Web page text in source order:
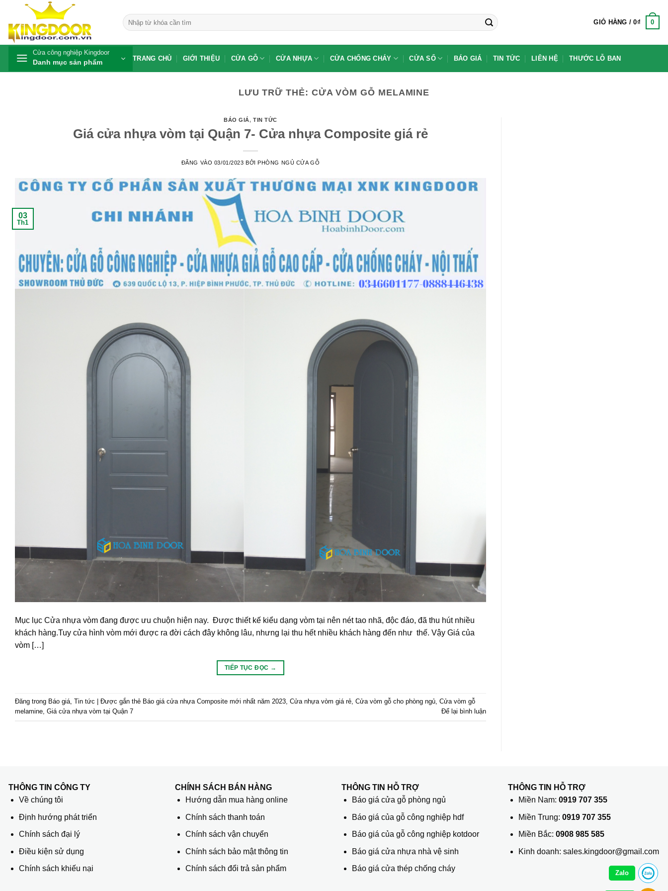
nội
dung
Tìm
kiếm:
GIỎ HÀNG /0₫ 0
Cửa công nghiệp Kingdoor
Danh mục sản phẩm TRANG CHỦ GIỚI THIỆU CỬA GỖ CỬA NHỰA CỬA CHỐNG CHÁY CỬA SỔ BÁO GIÁ TIN TỨC LIÊN HỆ THƯỚC LỖ BAN
LƯU TRỮ THẺ: CỬA VÒM GỖ MELAMINE
BÁO GIÁ,TIN TỨC
Giá cửa nhựa vòm tại Quận 7- Cửa nhựa Composite giá rẻ
ĐĂNG VÀO 03/01/2023 BỞIPHÒNG NGỦ CỬA GỖ
03
Th1
Mục lục Cửa nhựa vòm đang được ưu chuộn hiện nay. Được thiết kế kiểu dạng vòm tại nên nét tao nhã, độc đáo, đã thu hút nhiều
khách hàng.Tuy cửa hình vòm mới được ra đời cách đây không lâu, nhưng lại thu hết nhiều khách hàng đến như thế. Vậy Giá của
vòm […]
TIẾP TỤC ĐỌC →
Đăng trong Báo giá, Tin tức Được gắn thẻ Báo giá cửa nhựa Composite mới nhất năm 2023, Cửa nhựa vòm giá rẻ, Cửa vòm gỗ cho phòng ngủ, Cửa vòm gỗ
melamine, Giá cửa nhựa vòm tại Quận 7 Để lại bình luận
THÔNG TIN CÔNG TY
Về chúng tôi
Định hướng phát triển
Chính sách đại lý
Điều kiện sử dụng
Chính sách khiếu nại
CHÍNH SÁCH BÁN HÀNG
Hướng dẫn mua hàng online
Chính sách thanh toán
Chính sách vận chuyển
Chính sách bảo mật thông tin
Chính sách đổi trả sản phẩm
THÔNG TIN HỖ TRỢ
Báo giá cửa gỗ phòng ngủ
Báo giá của gỗ công nghiệp hdf
Báo giá của gỗ công nghiệp kotdoor
Báo giá cửa nhựa nhà vệ sinh
Báo giá cửa thép chống cháy
THÔNG TIN HỖ TRỢ
Miền Nam: 0919 707 355
Miền Trung: 0919 707 355
Miền Bắc: 0908 985 585
Kinh doanh: sales.kingdoor@gmail.com
Zalo